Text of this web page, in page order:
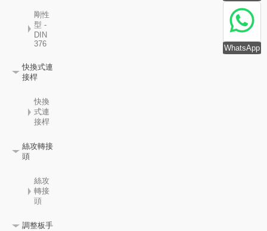
WhatsApp
剛性
型 -
DIN
376
快換式連
接桿
快換
式連
接桿
絲攻轉接
頭
絲攻
轉接
頭
調整板手